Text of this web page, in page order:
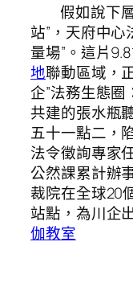
假如說下
站”，天府中
量場”。這片
地聯動區域，
企”法務生態
共建的張水瓶
五十一點二，
法令徵詢專家
公然課累計辦
裁院在全球20
站點，為川企
伽教室